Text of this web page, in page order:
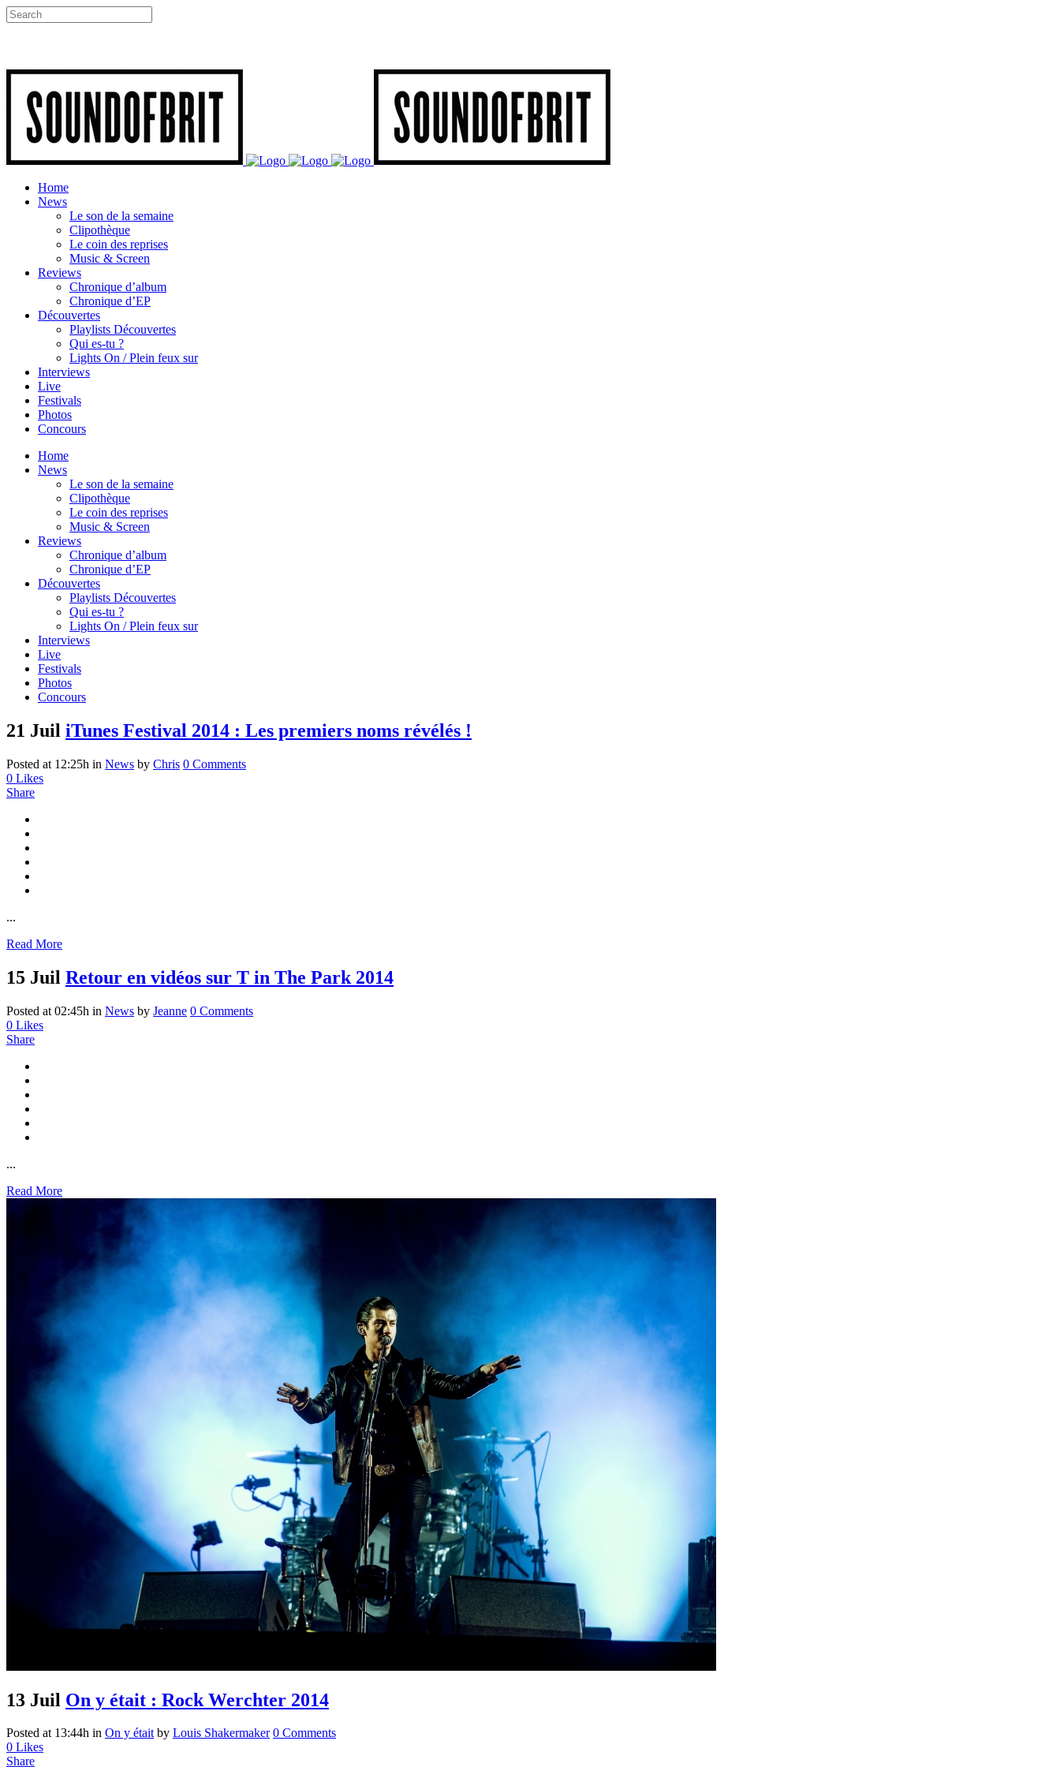
Home
News
Le son de la semaine
Clipothèque
Le coin des reprises
Music & Screen
Reviews
Chronique d’album
Chronique d’EP
Découvertes
Playlists Découvertes
Qui es-tu ?
Lights On / Plein feux sur
Interviews
Live
Festivals
Photos
Concours
Home
News
Le son de la semaine
Clipothèque
Le coin des reprises
Music & Screen
Reviews
Chronique d’album
Chronique d’EP
Découvertes
Playlists Découvertes
Qui es-tu ?
Lights On / Plein feux sur
Interviews
Live
Festivals
Photos
Concours
21 Juil iTunes Festival 2014 : Les premiers noms révélés !
Posted at 12:25h in News by Chris 0 Comments
0 Likes
Share
...
Read More
15 Juil Retour en vidéos sur T in The Park 2014
Posted at 02:45h in News by Jeanne 0 Comments
0 Likes
Share
...
Read More
13 Juil On y était : Rock Werchter 2014
Posted at 13:44h in On y était by Louis Shakermaker 0 Comments
0 Likes
Share